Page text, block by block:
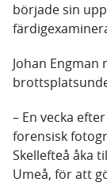
började sin
Johan
– En vecka
forensisk
Skellefteå åka
Umeå, för att